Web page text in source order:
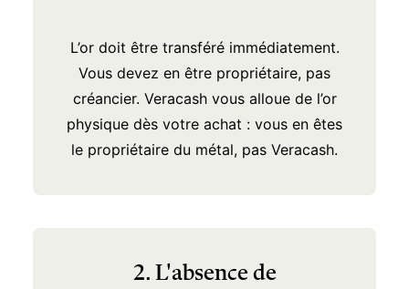
L’or doit être transféré immédiatement.
Vous devez en être propriétaire, pas
créancier. Veracash vous alloue de l’or
physique dès votre achat : vous en êtes
le propriétaire du métal, pas Veracash.
2. L'absence de